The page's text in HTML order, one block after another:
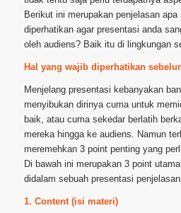
Berikut ini merupakan penjelasan
diperhatikan agar presentasi anda
oleh audiens? Baik itu di lingkungan
Hal yang wajib diperhatikan
Menjelang presentasi kebanyakan
menyibukan dirinya cuma untuk
baik, atau cuma sekedar berlatih
mereka hingga ke audiens. Namun
meremehkan 3 point penting yang
Di bawah ini merupakan 3 point
didalam sebuah presentasi
1. Content (isi materi)